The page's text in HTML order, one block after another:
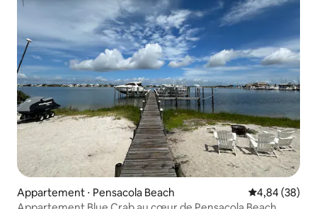
Appartement ⋅ Pensacola Beach Évaluation
4,84 (38)